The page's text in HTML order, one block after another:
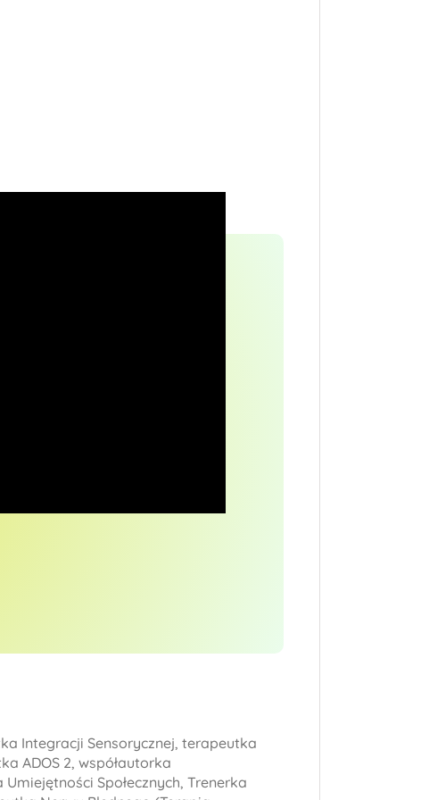
Integracji Sensorycznej, terapeutka
ADOS 2, współautorka
Społecznych, Trenerka